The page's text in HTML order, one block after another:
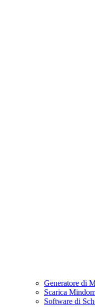
Generatore di
Scarica
Software di